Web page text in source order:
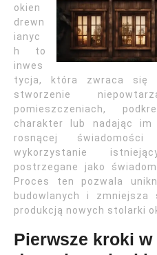
okien
drewn
ianyc
h to
inwes
tycja, która zwraca się
stworzenie
pomieszczeniach,
charakter lub nadając im
rosnącej świadomości
wykorzystanie
postrzegane jako
Proces ten pozwala
budowlanych i
produkcją nowych stolarki
Pierwsze kroki